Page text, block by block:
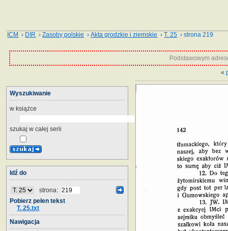
ICM › DIR ›Zasoby polskie ›Akta grodzkie i ziemskie ›T. 25 › strona 219
Podstawowym
«
Wyszukiwanie
w książce
szukaj w całej serii
Idź do
strona:
Pobierz pełen tekst
T. 25.txt
Nawigacja